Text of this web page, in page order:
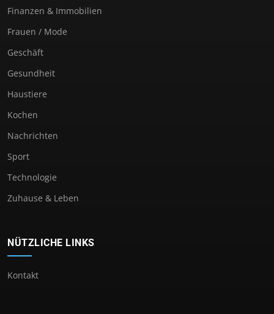
Finanzen & Immobilien
Frauen / Mode
Geschäft
Gesundheit
Haustiere
Kochen
Nachrichten
Sport
Technologie
Zuhause & Leben
NÜTZLICHE LINKS
Kontakt